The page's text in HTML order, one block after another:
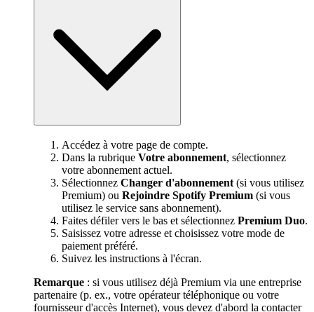
Accédez à votre page de compte.
Dans la rubrique Votre abonnement, sélectionnez
votre abonnement actuel.
Sélectionnez Changer d'abonnement (si vous utilisez
Premium) ou Rejoindre Spotify Premium (si vous
utilisez le service sans abonnement).
Faites défiler vers le bas et sélectionnez Premium Duo.
Saisissez votre adresse et choisissez votre mode de
paiement préféré.
Suivez les instructions à l'écran.
Remarque : si vous utilisez déjà Premium via une entreprise
partenaire (p. ex., votre opérateur téléphonique ou votre
fournisseur d'accès Internet), vous devez d'abord la contacter